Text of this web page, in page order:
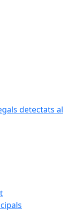
detectats al